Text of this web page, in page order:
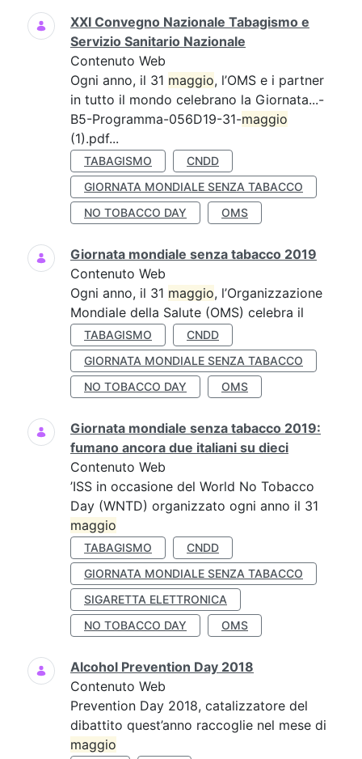
XXI Convegno Nazionale Tabagismo e
Servizio Sanitario Nazionale
Contenuto Web
Ogni anno, il 31 maggio, l’OMS e i partner
in tutto il mondo celebrano la Giornata...-
B5-Programma-056D19-31-maggio
(1).pdf...
TABAGISMO
CNDD
GIORNATA MONDIALE SENZA TABACCO
NO TOBACCO DAY
OMS
Giornata mondiale senza tabacco 2019
Contenuto Web
Ogni anno, il 31 maggio, l’Organizzazione
Mondiale della Salute (OMS) celebra il
TABAGISMO
CNDD
GIORNATA MONDIALE SENZA TABACCO
NO TOBACCO DAY
OMS
Giornata mondiale senza tabacco 2019:
fumano ancora due italiani su dieci
Contenuto Web
’ISS in occasione del World No Tobacco
Day (WNTD) organizzato ogni anno il 31
maggio
TABAGISMO
CNDD
GIORNATA MONDIALE SENZA TABACCO
SIGARETTA ELETTRONICA
NO TOBACCO DAY
OMS
Alcohol Prevention Day 2018
Contenuto Web
Prevention Day 2018, catalizzatore del
dibattito quest’anno raccoglie nel mese di
maggio